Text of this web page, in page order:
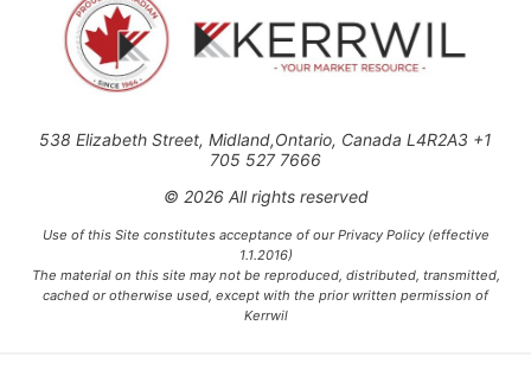
538 Elizabeth Street, Midland,Ontario, Canada L4R2A3 +1
705 527 7666
© 2026 All rights reserved
Use of this Site constitutes acceptance of our Privacy Policy (effective
1.1.2016)
The material on this site may not be reproduced, distributed, transmitted,
cached or otherwise used, except with the prior written permission of
Kerrwil